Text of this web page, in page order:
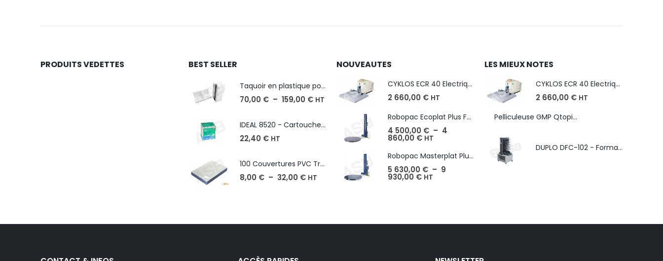
PRODUITS VEDETTES BEST SELLER
Taquoir en plastique pour Massicot
70,00 € – 159,00 € HT
IDEAL 8520 - Cartouche de 2000 agrafes
22,40 € HT
100 Couvertures PVC Transparent, Format A3-A4-A5
8,00 € – 32,00 € HT
NOUVEAUTES
CYKLOS ECR 40 Electrique - Format A3, plusieurs unités coupe
2 660,00 € HT
Robopac Ecoplat Plus FR/FRD, frein à tension mécanique
4 500,00 € – 4
860,00 € HT
Robopac Masterplat Plus - FRD/PGS, ?conomie et performance
5 630,00 € – 9
930,00 € HT
LES MIEUX NOTES
CYKLOS ECR 40 Electrique - Format A3, plusieurs unités coupe
2 660,00 € HT
Pelliculeuse GMP Qtopic 380 d'occasion
DUPLO DFC-102 - Format max. SRA3 - épaisseur de 50 à 130g/m